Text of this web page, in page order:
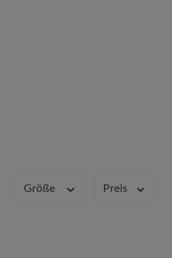
Größe Preis